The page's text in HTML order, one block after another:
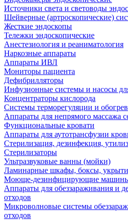
Источники света и световоды
Шейверные (артроскопические)
Жесткие эндоскопы
Тележки эндоскопические
Анестезиология и реаниматология
Наркозные аппараты
Аппараты ИВЛ
Мониторы пациента
Дефибрилляторы
Инфузионные системы и насосы
Концентраторы кислорода
Системы терморегуляции и
Аппараты для непрямого массажа
Функциональные кровати
Аппараты для аутотрансфузии
Стерилизация, дезинфекция,
Стерилизаторы
Ультразвуковые ванны (мойки)
Ламинарные шкафы, боксы,
Моюще-дезинфицирующие
Аппараты для обеззараживания и
отходов
Микроволновые системы
отходов